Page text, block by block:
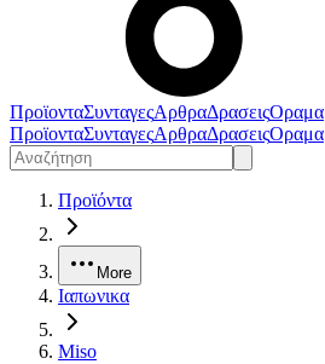
ΠροϊονταΣυνταγεςΑρθραΔρασειςΟραμα
ΠροϊονταΣυνταγεςΑρθραΔρασειςΟραμα
Προϊόντα
More
Ιαπωνικα
Miso